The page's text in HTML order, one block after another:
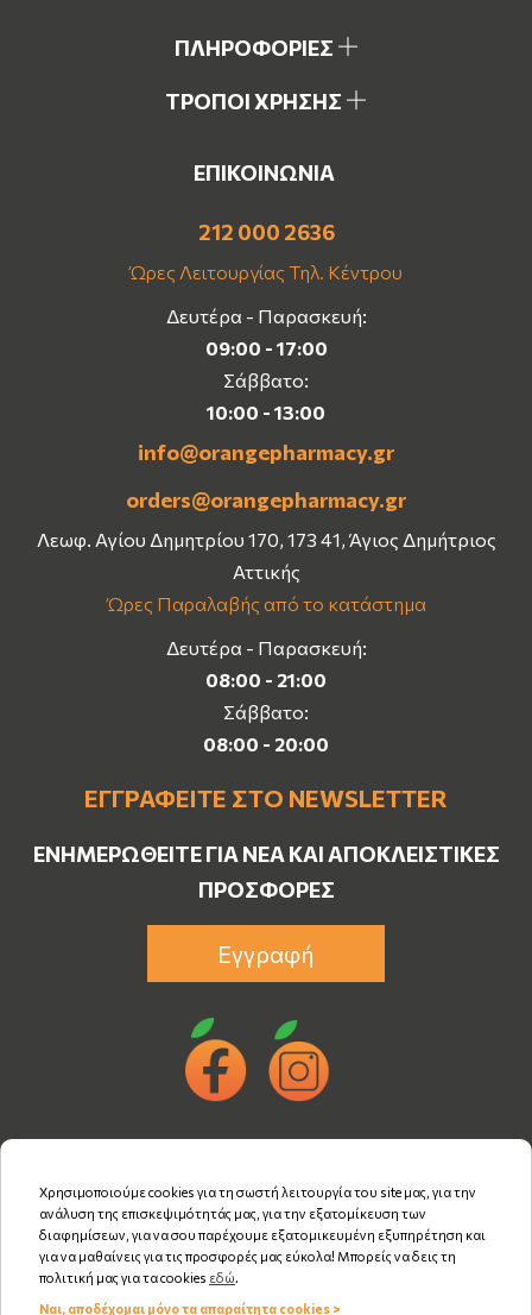
ΠΛΗΡΟΦΟΡΙΕΣ
ΤΡΟΠΟΙ ΧΡΗΣΗΣ
ΕΠΙΚΟΙΝΩΝΙΑ
212 000 2636
Ώρες Λειτουργίας Τηλ. Κέντρου
Δευτέρα - Παρασκευή:
09:00 - 17:00
Σάββατο:
10:00 - 13:00
info@orangepharmacy.gr
orders@orangepharmacy.gr
Λεωφ. Αγίου Δημητρίου 170, 173 41, Άγιος Δημήτριος
Αττικής
Ώρες Παραλαβής από το κατάστημα
Δευτέρα - Παρασκευή:
08:00 - 21:00
Σάββατο:
08:00 - 20:00
ΕΓΓΡΑΦΕΊΤΕ ΣΤΟ NEWSLETTER
ΕΝΗΜΕΡΩΘΕΊΤΕ ΓΙΑ ΝΈΑ ΚΑΙ ΑΠΟΚΛΕΙΣΤΙΚΈΣ
ΠΡΟΣΦΟΡΈΣ
Εγγραφή
Χρησιμοποιούμε cookies για τη σωστή λειτουργία του site μας, για την
ανάλυση της επισκεψιμότητάς μας, για την εξατομίκευση των
διαφημίσεων, για να σου παρέχουμε εξατομικευμένη εξυπηρέτηση και
για να μαθαίνεις για τις προσφορές μας εύκολα! Μπορείς να δεις τη
πολιτική μας για τα cookies εδώ.
Ναι, αποδέχομαι μόνο τα απαραίτητα cookies >